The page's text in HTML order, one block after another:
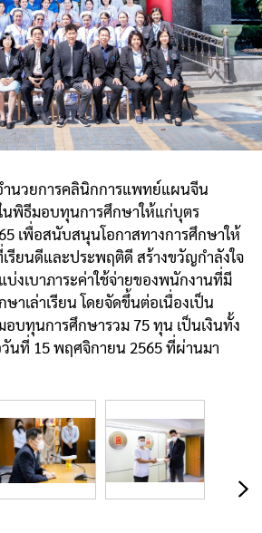
นวยการคลินิกการแพทย์แผนจีน
นพิธีมอบทุนการศึกษาให้แก่บุตร
เพื่อสนับสนุนโอกาสทางการศึกษาให้
รียนดีและประพฤติดี สร้างขวัญกำลังใจ
งเบาภาระค่าใช้จ่ายของพนักงานที่มี
าเล่าเรียน โดยจัดขึ้นต่อเนื่องเป็น
บทุนการศึกษารวม 75 ทุน เป็นเงินทั้ง
นที่ 15 พฤศจิกายน 2565 ที่ผ่านมา